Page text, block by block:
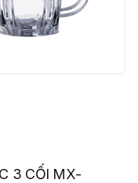
3 CỐI MX-